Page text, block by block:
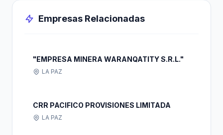
Empresas Relacionadas
"EMPRESA MINERA WARANQATITY S.R.L."
LA PAZ
CRR PACIFICO PROVISIONES LIMITADA
LA PAZ